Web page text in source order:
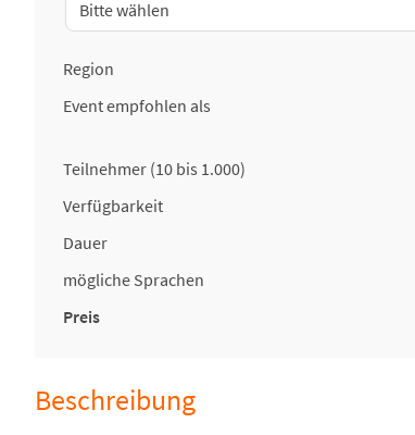
Region
Event empfohlen als
Teilnehmer (10 bis 1.000)
Verfügbarkeit
Dauer
mögliche Sprachen
Preis
Beschreibung